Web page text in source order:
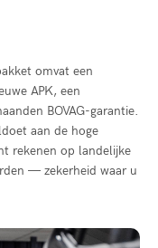
omvat een
APK, een
BOVAG-garantie.
aan de hoge
rekenen op landelijke
— zekerheid waar u